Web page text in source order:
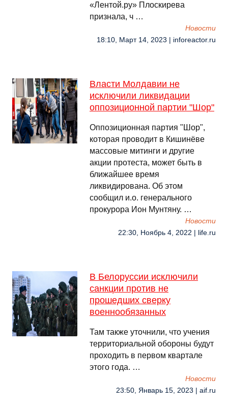
«Лентой.ру» Плоскирева
признала, ч …
Новости
18:10, Март 14, 2023 | inforeactor.ru
Власти Молдавии не
исключили ликвидации
оппозиционной партии "Шор"
Оппозиционная партия "Шор",
которая проводит в Кишинёве
массовые митинги и другие
акции протеста, может быть в
ближайшее время
ликвидирована. Об этом
сообщил и.о. генерального
прокурора Ион Мунтяну. …
Новости
22:30, Ноябрь 4, 2022 | life.ru
В Белоруссии исключили
санкции против не
прошедших сверку
военнообязанных
Там также уточнили, что учения
территориальной обороны будут
проходить в первом квартале
этого года. …
Новости
23:50, Январь 15, 2023 | aif.ru